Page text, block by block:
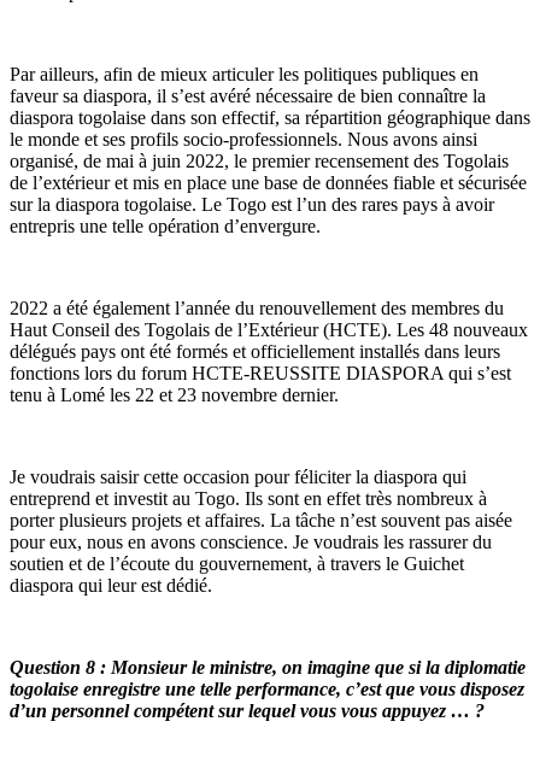
Par ailleurs, afin de mieux articuler les politiques publiques en
faveur sa diaspora, il s’est avéré nécessaire de bien connaître la
diaspora togolaise dans son effectif, sa répartition géographique dans
le monde et ses profils socio-professionnels. Nous avons ainsi
organisé, de mai à juin 2022, le premier recensement des Togolais
de l’extérieur et mis en place une base de données fiable et sécurisée
sur la diaspora togolaise. Le Togo est l’un des rares pays à avoir
entrepris une telle opération d’envergure.
2022 a été également l’année du renouvellement des membres du
Haut Conseil des Togolais de l’Extérieur (HCTE). Les 48 nouveaux
délégués pays ont été formés et officiellement installés dans leurs
fonctions lors du forum HCTE-REUSSITE DIASPORA qui s’est
tenu à Lomé les 22 et 23 novembre dernier.
Je voudrais saisir cette occasion pour féliciter la diaspora qui
entreprend et investit au Togo. Ils sont en effet très nombreux à
porter plusieurs projets et affaires. La tâche n’est souvent pas aisée
pour eux, nous en avons conscience. Je voudrais les rassurer du
soutien et de l’écoute du gouvernement, à travers le Guichet
diaspora qui leur est dédié.
Question 8 : Monsieur le ministre, on imagine que si la diplomatie
togolaise enregistre une telle performance, c’est que vous disposez
d’un personnel compétent sur lequel vous vous appuyez … ?